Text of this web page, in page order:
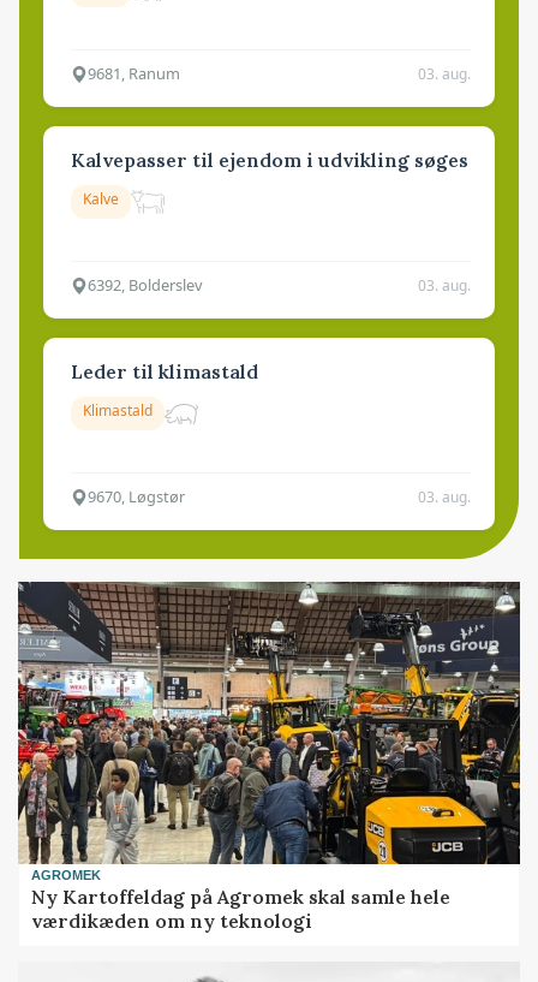
9681, Ranum 03. aug.
Kalvepasser til ejendom i udvikling søges
Kalve
6392, Bolderslev 03. aug.
Leder til klimastald
Klimastald
9670, Løgstør 03. aug.
AGROMEK
Ny Kartoffeldag på Agromek skal samle hele
værdikæden om ny teknologi